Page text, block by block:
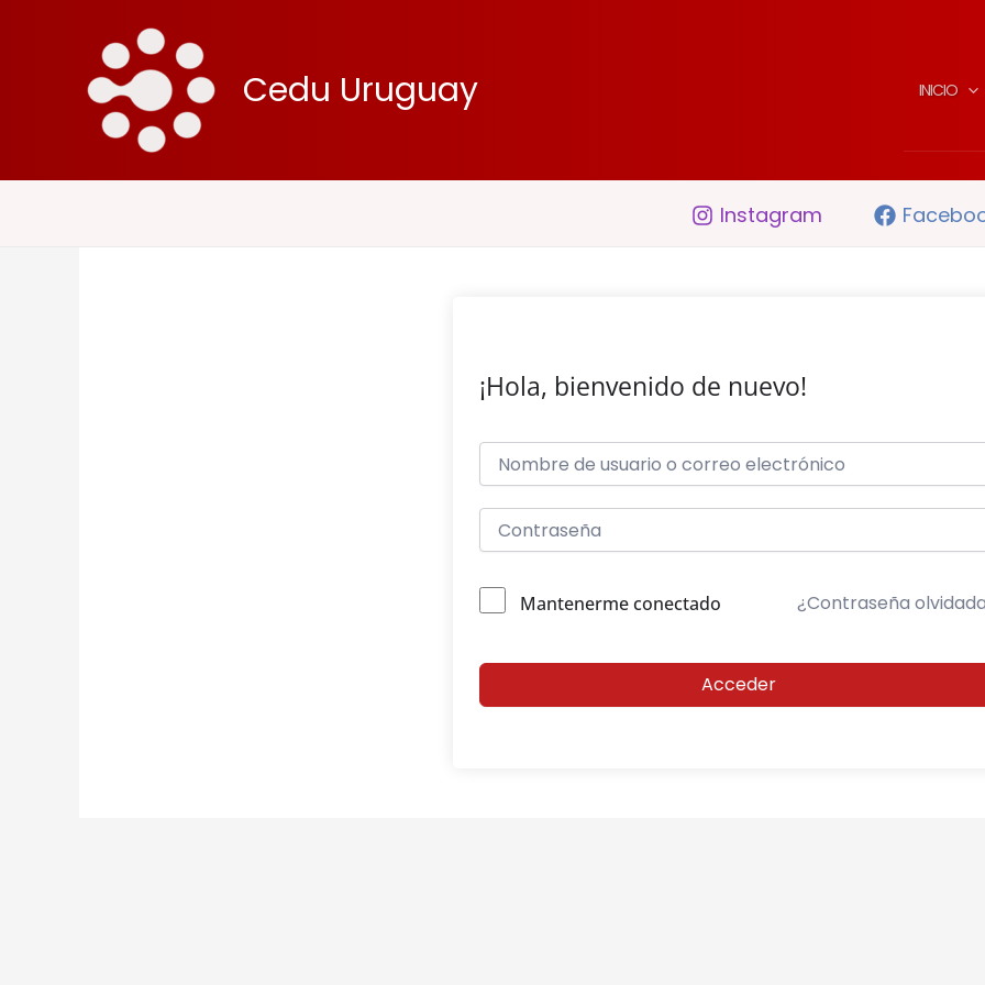
contenido
Cedu Uruguay INICIO
Instagram
¡Hola, bienvenido de nuevo!
Mantenerme conectado ¿Contraseña
Acceder